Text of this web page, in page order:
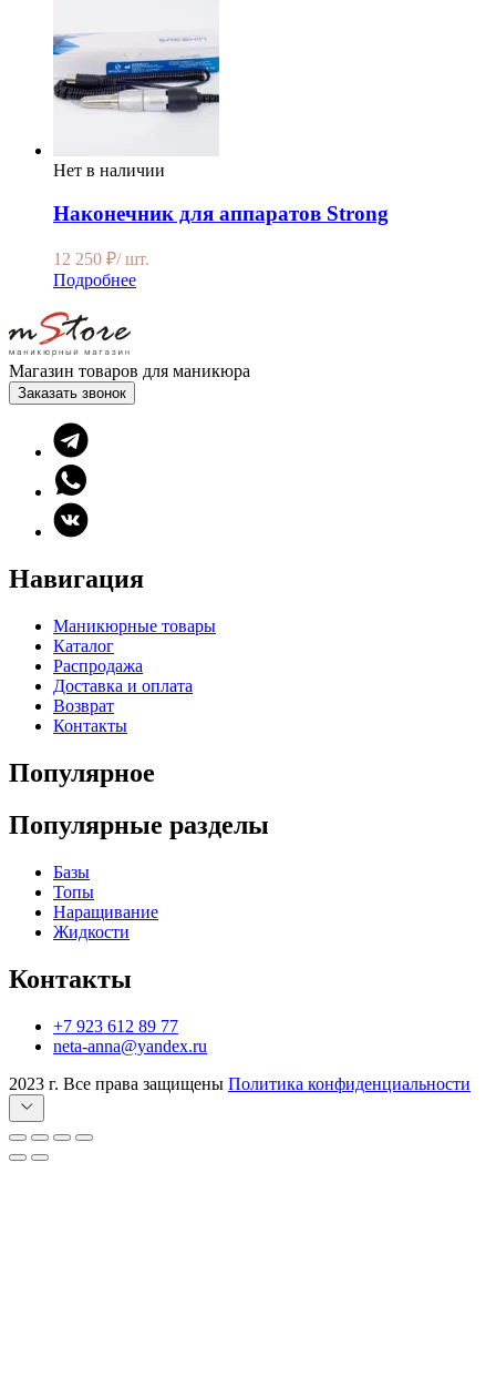
Нет в наличии
Наконечник для аппаратов Strong
12 250 ₽/ шт.
Подробнее
Магазин товаров для маникюра
Заказать звонок
Навигация
Маникюрные товары
Каталог
Распродажа
Доставка и оплата
Возврат
Контакты
Популярное
Популярные разделы
Базы
Топы
Наращивание
Жидкости
Контакты
+7 923 612 89 77
neta-anna@yandex.ru
2023 г. Все права защищены Политика конфиденциальности